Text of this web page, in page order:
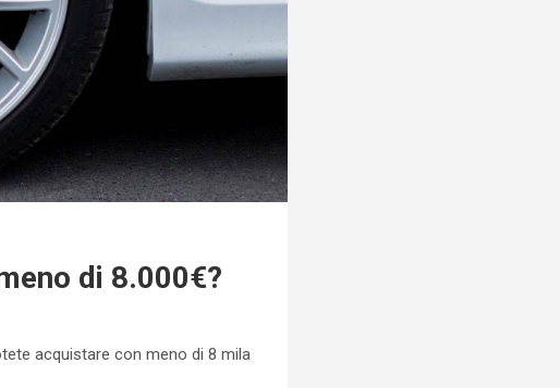
di 8.000€?
acquistare con meno di 8 mila